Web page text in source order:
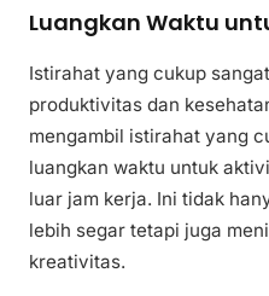
Luangkan Waktu
Istirahat yang cukup
produktivitas dan
mengambil istirahat yang
luangkan waktu untuk
luar jam kerja. Ini tidak
lebih segar tetapi juga
kreativitas.